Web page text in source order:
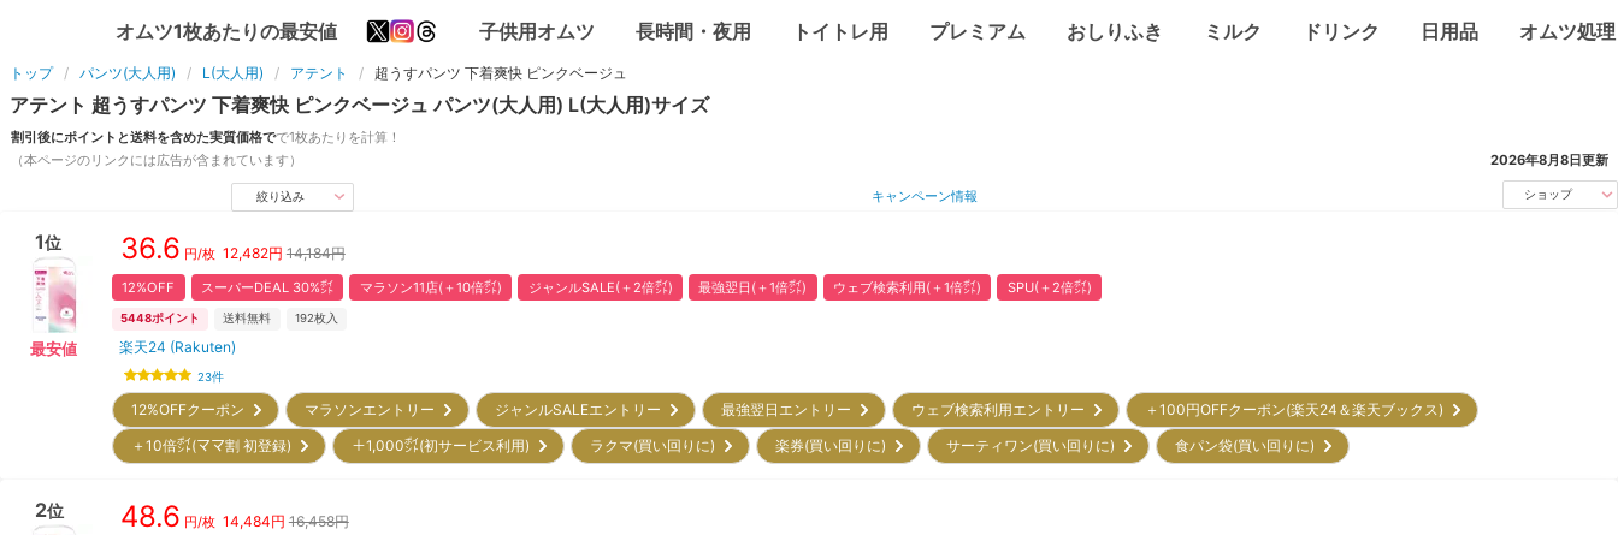
オムツ1枚あたりの最安値 子供用オムツ 長時間・夜用 トイトレ用 プレミアム おしりふき ミルク ドリンク 日用品 オムツ処理
トップ パンツ(大人用) L(大人用) アテント 超うすパンツ 下着爽快 ピンクベージュ
アテント 超うすパンツ 下着爽快 ピンクベージュ パンツ(大人用) L(大人用)サイズ
割引後にポイントと送料を含めた実質価格でで1枚あたりを計算！
（本ページのリンクには広告が含まれています）
2026年8月8日更新
絞り込み キャンペーン情報 ショップ
1位
最安値
36.6 円/枚 12,482円 14,184円
12%OFF スーパーDEAL 30%㌽ マラソン11店(＋10倍㌽) ジャンルSALE(＋2倍㌽) 最強翌日(＋1倍㌽) ウェブ検索利用(＋1倍㌽) SPU(＋2倍㌽)
5448ポイント 送料無料 192枚入
楽天24 (Rakuten)
23件
12%OFFクーポン マラソンエントリー ジャンルSALEエントリー 最強翌日エントリー ウェブ検索利用エントリー
＋100円OFFクーポン(楽天24＆楽天ブックス)
＋10倍㌽(ママ割 初登録)
＋1,000㌽(初サービス利用) ラクマ(買い回りに) 楽券(買い回りに) サーティワン(買い回りに) 食パン袋(買い回りに)
2位 48.6 円/枚 14,484円 16,458円